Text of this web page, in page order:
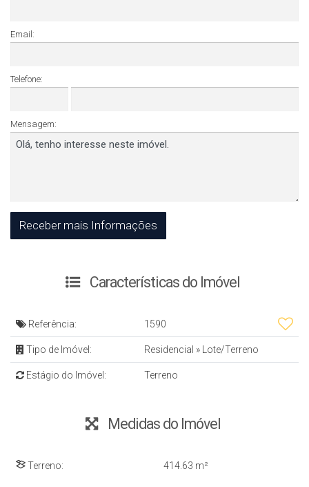
Email:
Telefone:
Mensagem:
Características do Imóvel
Referência: 1590
Tipo de Imóvel: Residencial » Lote/Terreno
Estágio do Imóvel: Terreno
Medidas do Imóvel
Terreno: 414.63 m²